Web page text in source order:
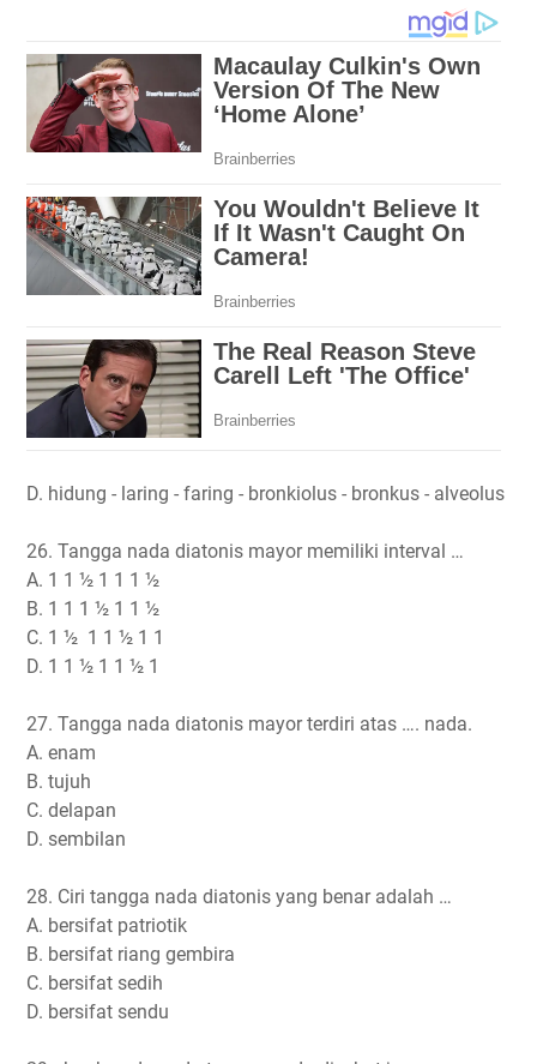
D. hidung - laring - faring - bronkiolus - bronkus - alveolus
26. Tangga nada diatonis mayor memiliki interval …
A. 1 1 ½ 1 1 1 ½
B. 1 1 1 ½ 1 1 ½
C. 1 ½ 1 1 ½ 1 1
D. 1 1 ½ 1 1 ½ 1
27. Tangga nada diatonis mayor terdiri atas …. nada.
A. enam
B. tujuh
C. delapan
D. sembilan
28. Ciri tangga nada diatonis yang benar adalah …
A. bersifat patriotik
B. bersifat riang gembira
C. bersifat sedih
D. bersifat sendu